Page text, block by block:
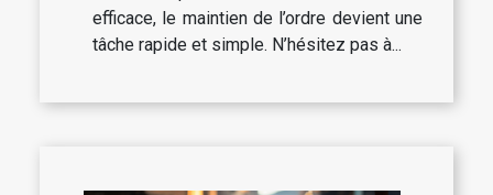
efficace, le maintien de l’ordre devient une
tâche rapide et simple. N’hésitez pas à...